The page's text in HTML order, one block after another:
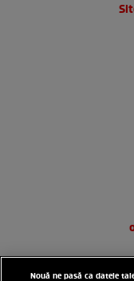
Nouă ne pasă ca datele